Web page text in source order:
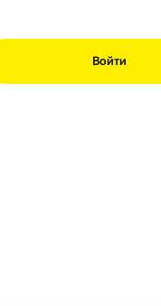
Войти